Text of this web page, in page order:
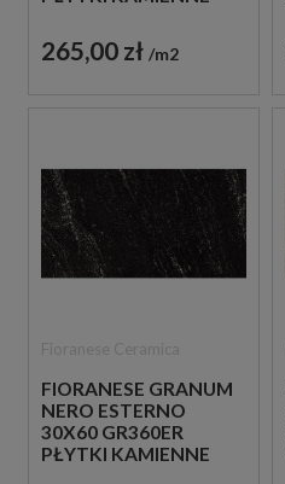
265,00 zł m2
FIORANESE GRANUM
NERO ESTERNO
30X60 GR360ER
PŁYTKI KAMIENNE